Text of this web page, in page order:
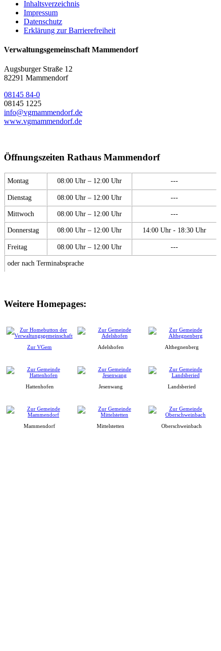
Inhaltsverzeichnis
Impressum
Datenschutz
Erklärung zur Barrierefreiheit
Verwaltungsgemeinschaft Mammendorf
Augsburger Straße 12
82291 Mammendorf
08145 84-0
08145 1225
info@vgmammendorf.de
www.vgmammendorf.de
Öffnungszeiten Rathaus Mammendorf
Montag 08:00 Uhr – 12:00 Uhr ---
Dienstag 08:00 Uhr – 12:00 Uhr ---
Mittwoch 08:00 Uhr – 12:00 Uhr ---
Donnerstag 08:00 Uhr – 12:00 Uhr 14:00 Uhr - 18:30 Uhr
Freitag 08:00 Uhr – 12:00 Uhr ---
oder nach Terminabsprache
Weitere Homepages:
Zur VGem Adelshofen Althegnenberg
Hattenhofen Jesenwang Landsberied
Mammendorf Mittelstetten Oberschweinbach